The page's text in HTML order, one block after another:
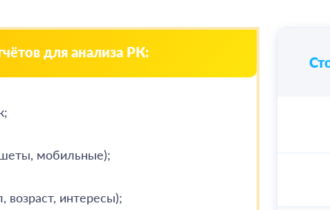
для анализа РК:
мобильные);
возраст, интересы);